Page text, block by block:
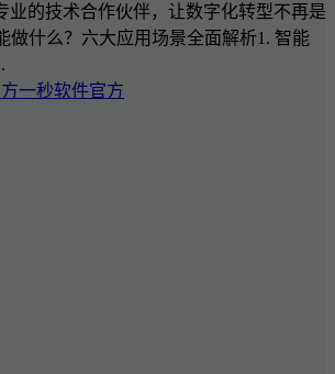
的技术合作伙伴，让数字化转型不再是
做什么？六大应用场景全面解析1. 智能
一秒软件官方